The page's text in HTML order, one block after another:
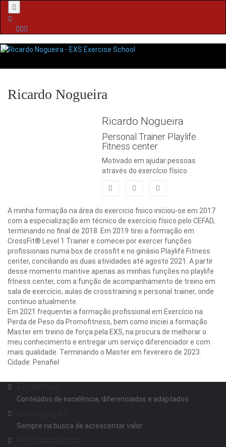
Menu
Ricardo Nogueira
Ricardo Nogueira
Personal Trainer Playlife
Fitness center
Motivado em ajudar pessoas
através do exercício físico.
A minha formação na área do exercicio fisico iniciou-se em 2017
com a especialização em técnico de exercício físico pelo CEFAD,
terminando no final de 2018. Em 2019 tirei a formação em
CrossFit® Level 1 Trainer e comecei por exercer funções
profissionais numa box de crossfit e no ginásio Playlife Fitness
center, conciliando as duas atividades até agosto 2021. A partir
desse momento mantive apenas as minhas funções no playlife
fitness center, com a função de acompanhamento de treino em
sala de exercício, aulas de crosstraining e personal trainer, onde
continuo atualmente.
Em 2021 frequentei a formação profissional em Exercício na
Perda de Peso da Promofitness, bem como iniciei a formação
Master em treino de força pela EXS, na procura de melhorar o
meu conhecimento e entregar um serviço diferenciador e com
mais qualidade. Terminando o Master em fevereiro de 2023.
Cidade: Penafiel
Conteúdos de excelência, diferenciados e adaptados
Sempre na busca de acrescentar valor